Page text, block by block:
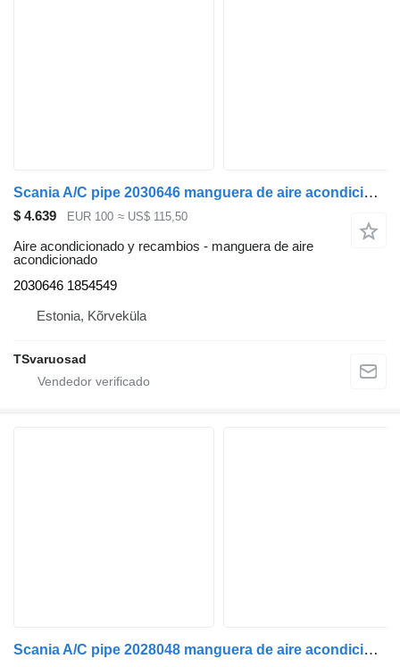
Scania A/C pipe 2030646 manguera de aire acondicionado para Scania R440 cabeza tractora
$ 4.639 EUR 100 ≈ US$ 115,50
Aire acondicionado y recambios - manguera de aire
acondicionado
2030646 1854549
Estonia, Kõrveküla
TSvaruosad
Scania A/C pipe 2028048 manguera de aire acondicionado para Scania R440 cabeza tractora